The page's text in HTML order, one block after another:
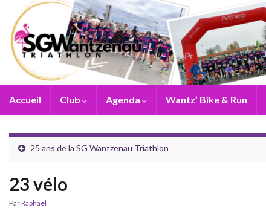
Accueil Club Agenda Wantz’ Bike & Run
25 ans de la SG Wantzenau Triathlon
23 vélo
ParRaphaël